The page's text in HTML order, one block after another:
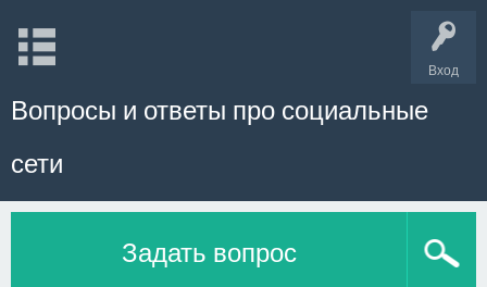
Вход
Вопросы и ответы про социальные
сети
Задать вопрос